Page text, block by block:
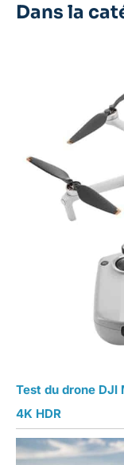
Dans la
Test du drone
4K HDR